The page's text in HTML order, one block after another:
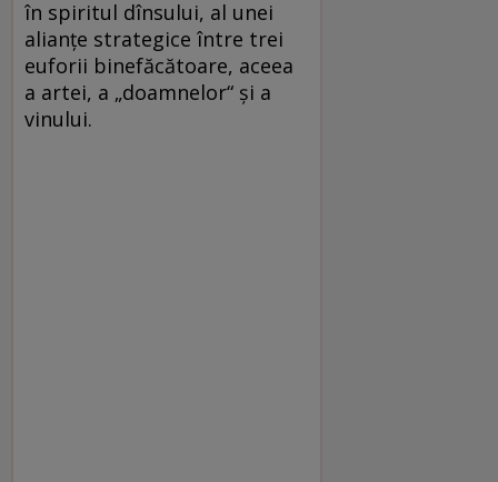
în spiritul dînsului, al unei
alianțe strategice între trei
euforii binefăcătoare, aceea
a artei, a „doamnelor“ și a
vinului.